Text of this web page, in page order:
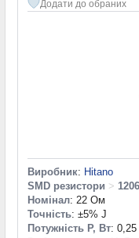
Додати до обраних
Виробник: Hitano
SMD резистори > 1206
Номінал: 22 Ом
Точність: ±5% J
Потужність P, Вт: